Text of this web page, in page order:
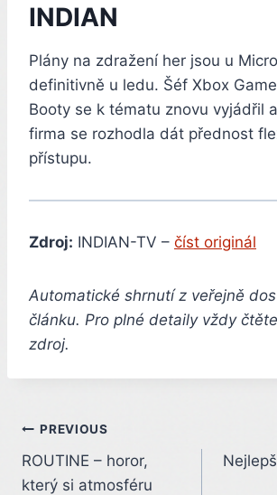
INDIAN
Plány na zdražení her jsou u
definitivně u ledu. Šéf Xbox
Booty se k tématu znovu vyjádřil
firma se rozhodla dát přednost
přístupu.
Zdroj: INDIAN-TV – číst originál
Automatické shrnutí z veřejně
článku. Pro plné detaily vždy
zdroj.
Post
navigation
PREVIOUS
ROUTINE – horor,
který si atmosféru